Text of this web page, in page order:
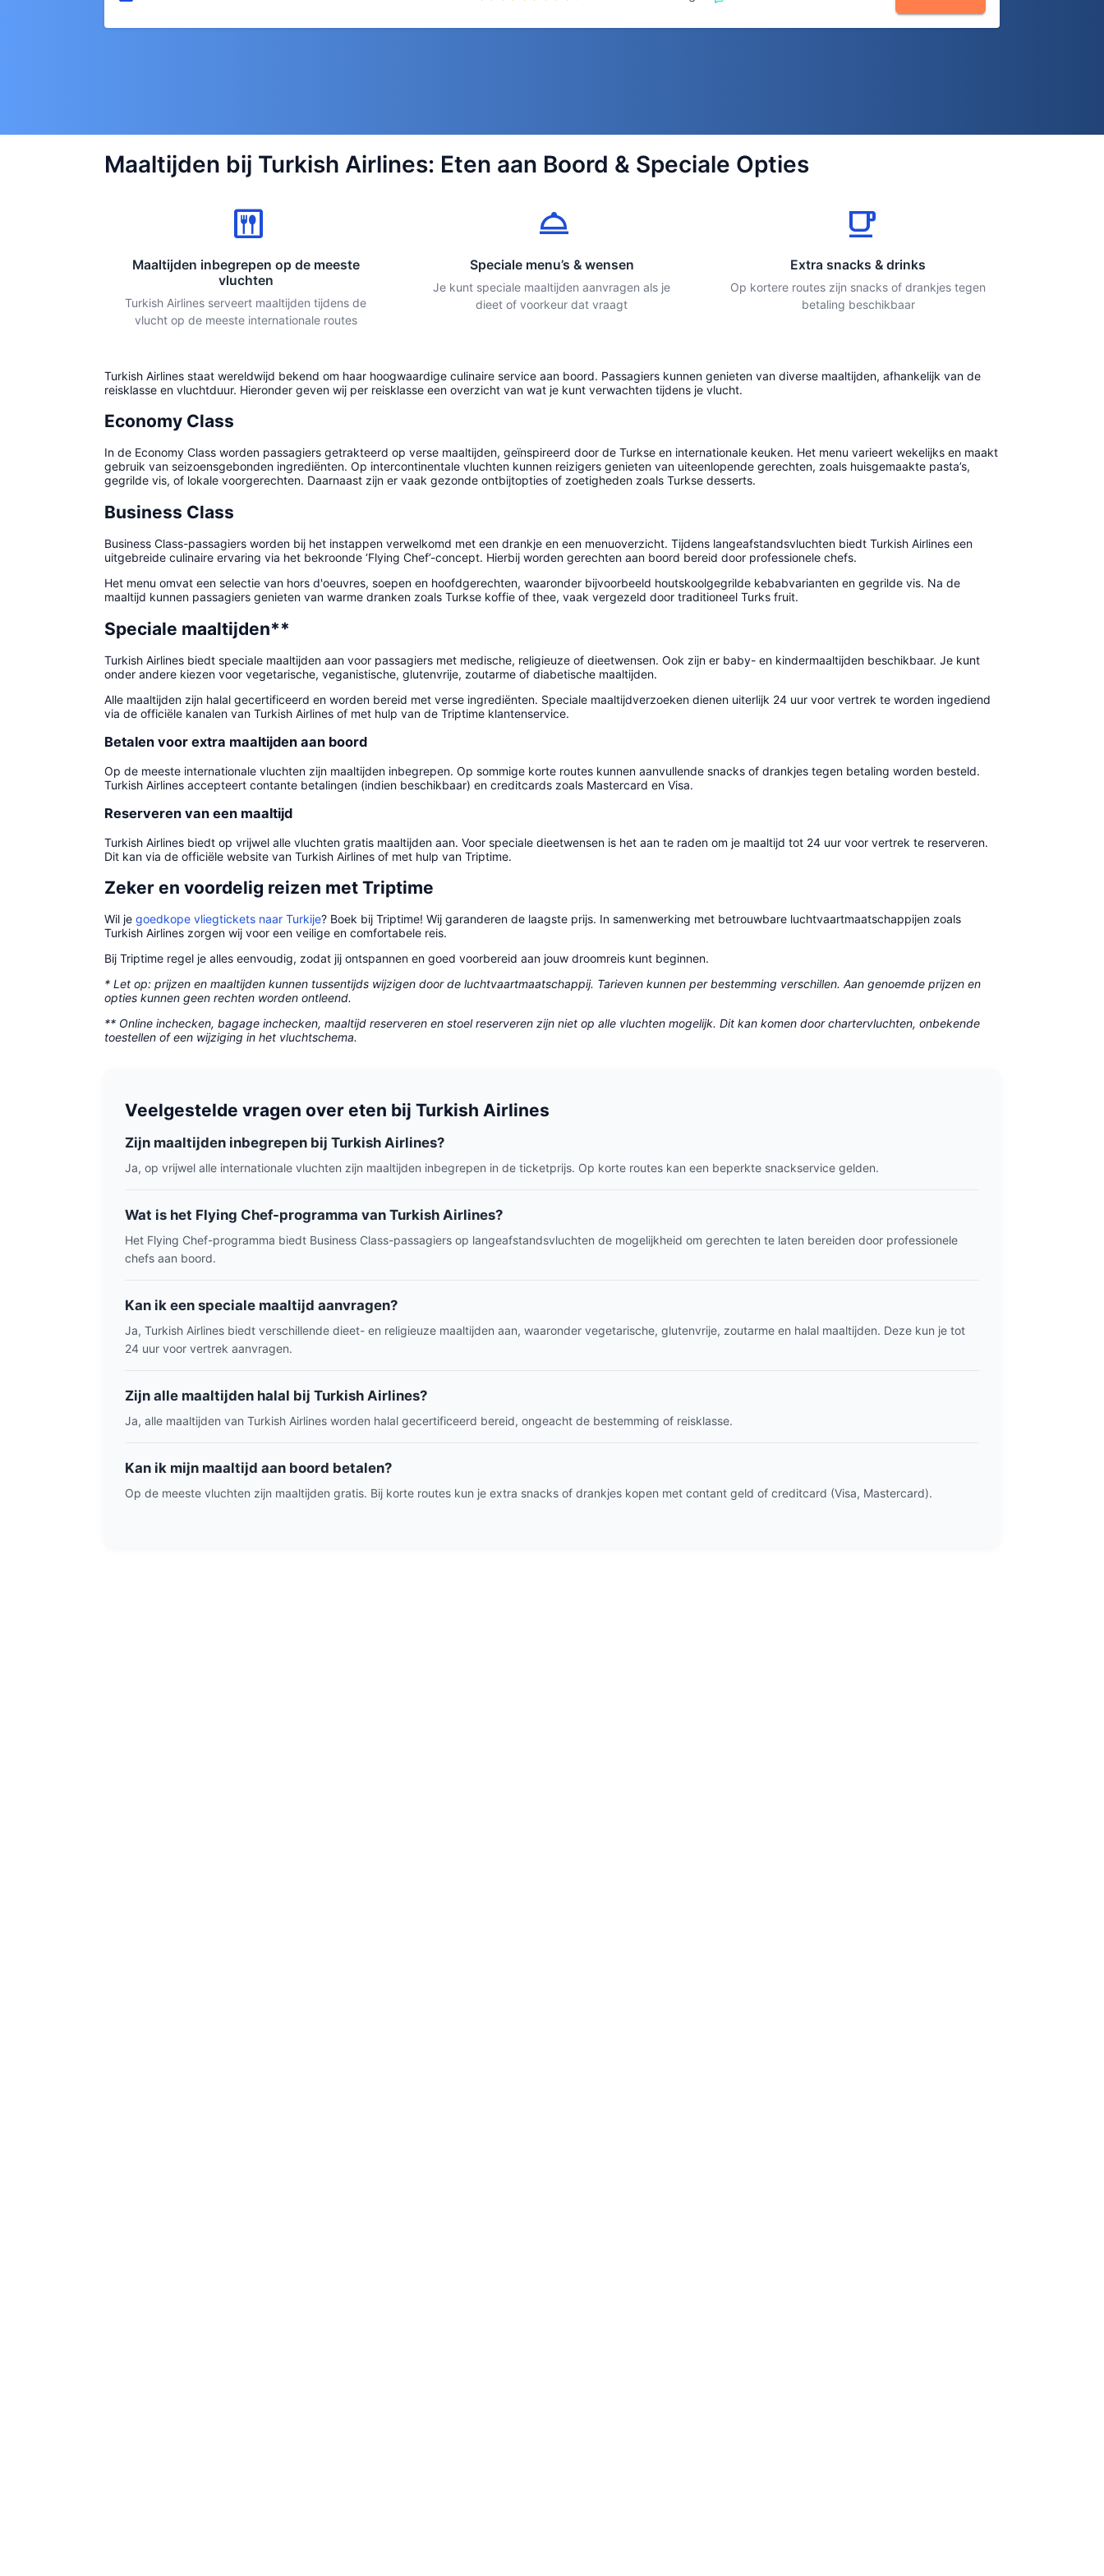
Maaltijden bij Turkish Airlines: Eten aan Boord & Speciale Opties
dining
Maaltijden inbegrepen op de meeste
vluchten
Turkish Airlines serveert maaltijden tijdens de
vlucht op de meeste internationale routes
room_service
Speciale menu’s & wensen
Je kunt speciale maaltijden aanvragen als je
dieet of voorkeur dat vraagt
local_cafe
Extra snacks & drinks
Op kortere routes zijn snacks of drankjes tegen
betaling beschikbaar
Turkish Airlines staat wereldwijd bekend om haar hoogwaardige culinaire service aan boord. Passagiers kunnen genieten van diverse maaltijden, afhankelijk van de
reisklasse en vluchtduur. Hieronder geven wij per reisklasse een overzicht van wat je kunt verwachten tijdens je vlucht.
Economy Class
In de Economy Class worden passagiers getrakteerd op verse maaltijden, geïnspireerd door de Turkse en internationale keuken. Het menu varieert wekelijks en maakt
gebruik van seizoensgebonden ingrediënten. Op intercontinentale vluchten kunnen reizigers genieten van uiteenlopende gerechten, zoals huisgemaakte pasta’s,
gegrilde vis, of lokale voorgerechten. Daarnaast zijn er vaak gezonde ontbijtopties of zoetigheden zoals Turkse desserts.
Business Class
Business Class-passagiers worden bij het instappen verwelkomd met een drankje en een menuoverzicht. Tijdens langeafstandsvluchten biedt Turkish Airlines een
uitgebreide culinaire ervaring via het bekroonde ‘Flying Chef’-concept. Hierbij worden gerechten aan boord bereid door professionele chefs.
Het menu omvat een selectie van hors d'oeuvres, soepen en hoofdgerechten, waaronder bijvoorbeeld houtskoolgegrilde kebabvarianten en gegrilde vis. Na de
maaltijd kunnen passagiers genieten van warme dranken zoals Turkse koffie of thee, vaak vergezeld door traditioneel Turks fruit.
Speciale maaltijden**
Turkish Airlines biedt speciale maaltijden aan voor passagiers met medische, religieuze of dieetwensen. Ook zijn er baby- en kindermaaltijden beschikbaar. Je kunt
onder andere kiezen voor vegetarische, veganistische, glutenvrije, zoutarme of diabetische maaltijden.
Alle maaltijden zijn halal gecertificeerd en worden bereid met verse ingrediënten. Speciale maaltijdverzoeken dienen uiterlijk 24 uur voor vertrek te worden ingediend
via de officiële kanalen van Turkish Airlines of met hulp van de Triptime klantenservice.
Betalen voor extra maaltijden aan boord
Op de meeste internationale vluchten zijn maaltijden inbegrepen. Op sommige korte routes kunnen aanvullende snacks of drankjes tegen betaling worden besteld.
Turkish Airlines accepteert contante betalingen (indien beschikbaar) en creditcards zoals Mastercard en Visa.
Reserveren van een maaltijd
Turkish Airlines biedt op vrijwel alle vluchten gratis maaltijden aan. Voor speciale dieetwensen is het aan te raden om je maaltijd tot 24 uur voor vertrek te reserveren.
Dit kan via de officiële website van Turkish Airlines of met hulp van Triptime.
Zeker en voordelig reizen met Triptime
Wil je goedkope vliegtickets naar Turkije? Boek bij Triptime! Wij garanderen de laagste prijs. In samenwerking met betrouwbare luchtvaartmaatschappijen zoals
Turkish Airlines zorgen wij voor een veilige en comfortabele reis.
Bij Triptime regel je alles eenvoudig, zodat jij ontspannen en goed voorbereid aan jouw droomreis kunt beginnen.
* Let op: prijzen en maaltijden kunnen tussentijds wijzigen door de luchtvaartmaatschappij. Tarieven kunnen per bestemming verschillen. Aan genoemde prijzen en
opties kunnen geen rechten worden ontleend.
** Online inchecken, bagage inchecken, maaltijd reserveren en stoel reserveren zijn niet op alle vluchten mogelijk. Dit kan komen door chartervluchten, onbekende
toestellen of een wijziging in het vluchtschema.
Veelgestelde vragen over eten bij Turkish Airlines
Zijn maaltijden inbegrepen bij Turkish Airlines?
Ja, op vrijwel alle internationale vluchten zijn maaltijden inbegrepen in de ticketprijs. Op korte routes kan een beperkte snackservice gelden.
Wat is het Flying Chef-programma van Turkish Airlines?
Het Flying Chef-programma biedt Business Class-passagiers op langeafstandsvluchten de mogelijkheid om gerechten te laten bereiden door professionele
chefs aan boord.
Kan ik een speciale maaltijd aanvragen?
Ja, Turkish Airlines biedt verschillende dieet- en religieuze maaltijden aan, waaronder vegetarische, glutenvrije, zoutarme en halal maaltijden. Deze kun je tot
24 uur voor vertrek aanvragen.
Zijn alle maaltijden halal bij Turkish Airlines?
Ja, alle maaltijden van Turkish Airlines worden halal gecertificeerd bereid, ongeacht de bestemming of reisklasse.
Kan ik mijn maaltijd aan boord betalen?
Op de meeste vluchten zijn maaltijden gratis. Bij korte routes kun je extra snacks of drankjes kopen met contant geld of creditcard (Visa, Mastercard).